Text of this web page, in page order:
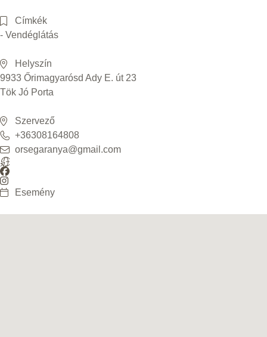
Címkék
- Vendéglátás
Helyszín
9933 Őrimagyarósd Ady E. út 23
Tök Jó Porta
Szervező
+36308164808
orsegaranya@gmail.com
Esemény